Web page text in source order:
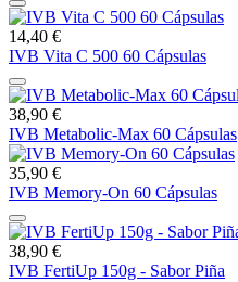
14,40 €
IVB Vita C 500 60 Cápsulas
38,90 €
IVB Metabolic-Max 60 Cápsulas
35,90 €
IVB Memory-On 60 Cápsulas
38,90 €
IVB FertiUp 150g - Sabor Piña